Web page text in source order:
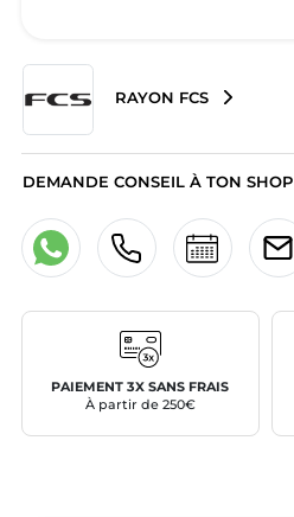
RAYON FCS
DEMANDE CONSEIL À TON SHOP
PAIEMENT 3X SANS FRAIS
À partir de 250€